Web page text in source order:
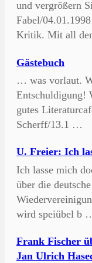
und vergrößern
Fabel/
Kritik. Mit all
Gästebuch
… was vorlaut.
Entschuldigung!
gutes
Scherff/13.1 …
U. Freier: Ich
Ich lasse mich
über die
wird speiübel b
Frank Fischer
Jan Ulrich